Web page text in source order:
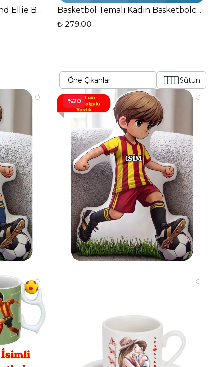
Ellie Baskılı Elit Lüx Porselen Kupa Bardak
Basketbol Temalı Kadın Basketbolcu
₺ 279.00
Sütun
%20